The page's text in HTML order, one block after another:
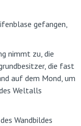
gefangen,
nimmt zu, die
die fast
auf dem Mond, um
Weltalls
Wandbildes